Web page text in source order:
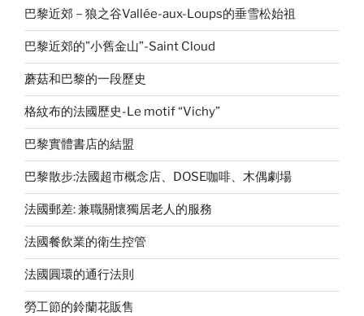
巴黎近郊－狼之谷Vallée-aux-Loups的垂雪松始祖
巴黎近郊的”小舊金山”-Saint Cloud
蘑菇和巴黎的一段歷史
格紋布的法國歷史-Le motif “Vichy”
巴黎實體書店的結盟
巴黎散步:法國超市概念店、DOSE咖啡、木偶劇場
法國郵差: 兼職關懷獨居老人的服務
法國餐飲業的衛生控管
法國圓環的通行法則
勞工節的鈴蘭花販售